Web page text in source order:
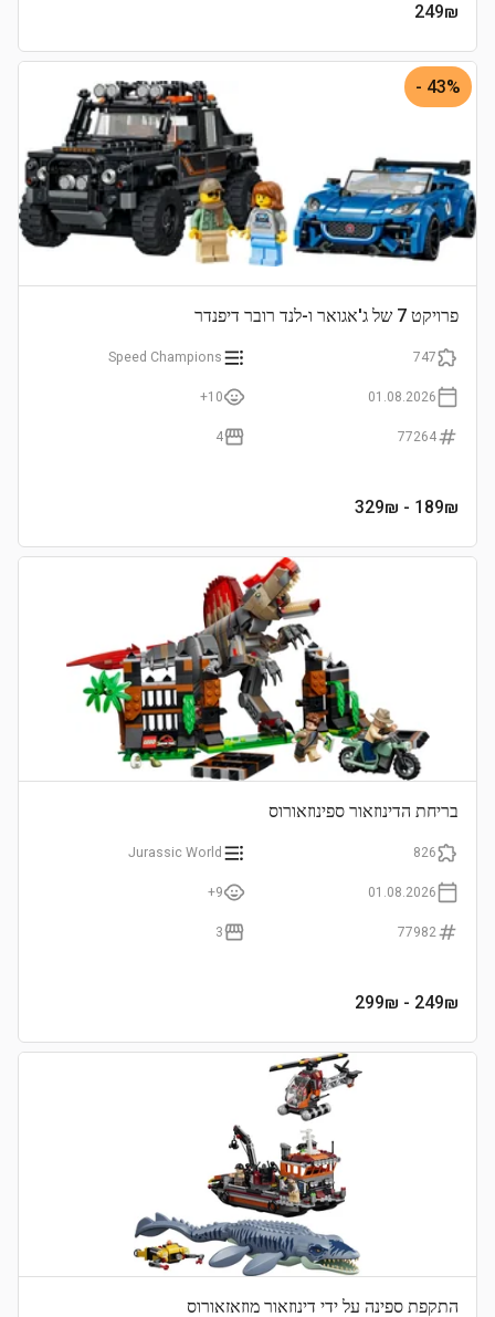
249₪
43% -
פרויקט 7 של ג'אגואר ו-לנד רובר דיפנדר
747
Speed Champions
01.08.2026
10+
77264
4
189₪
- 329₪
בריחת הדינוזאור ספינוזאורוס
826
Jurassic World
01.08.2026
9+
77982
3
249₪
- 299₪
התקפת ספינה על ידי דינוזאור מוזאזאורוס